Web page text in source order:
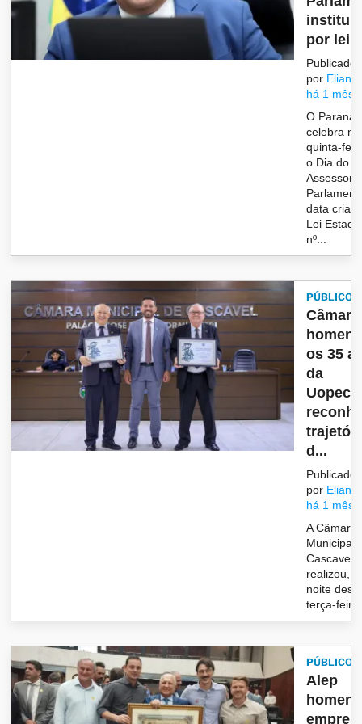
por lei
Publicado
por Eliane
há 1 mês
O Paraná
celebra
quinta-
o Dia do
Assessor
data
Lei
nº...
PÚBLICO
Câmara
os 35
da
d...
Publicado
por Eliane
há 1 mês
A Câmara
Municipal
Cascavel
realizou,
noite
terça-feira
PÚBLICO
Alep